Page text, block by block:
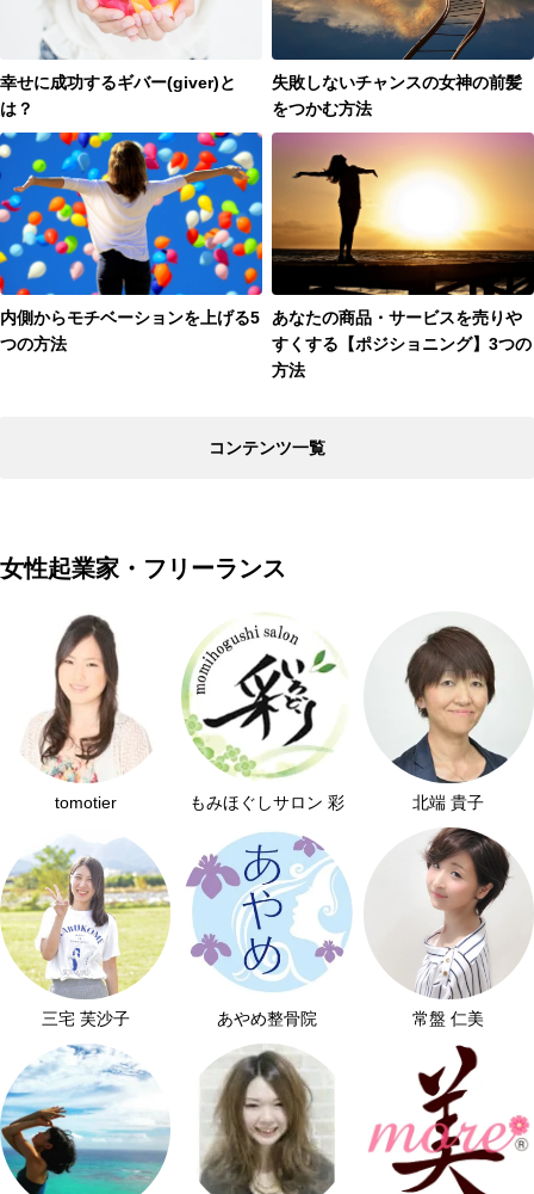
幸せに成功するギバー(giver)と
は？
失敗しないチャンスの女神の前髪
をつかむ方法
内側からモチベーションを上げる5
つの方法
あなたの商品・サービスを売りや
すくする【ポジショニング】3つの
方法
コンテンツ一覧
女性起業家・フリーランス
tomotier もみほぐしサロン 彩 北端 貴子
三宅 芙沙子 あやめ整骨院 常盤 仁美